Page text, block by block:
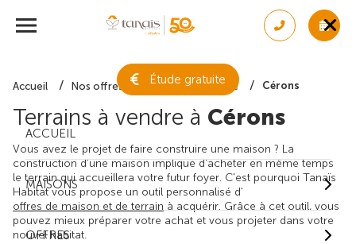
Étude gratuite
ACCUEIL
MAISONS
OFFRES
Accueil Nos offres de terrain Gironde Cérons
Terrains à vendre à Cérons
Vous avez le projet de faire construire une maison ? La
construction d'une maison implique d'acheter en même temps
le terrain qui accueillera votre futur foyer. C'est pourquoi Tanaïs
Habitat vous propose un outil personnalisé d'
offres de maison et de terrain à acquérir. Grâce à cet outil, vous
pouvez mieux préparer votre achat et vous projeter dans votre
nouvel habitat.